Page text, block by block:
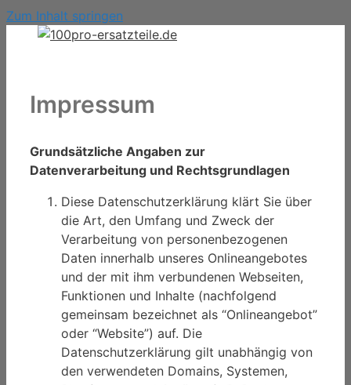
Zum Inhalt springen
Impressum
Grundsätzliche Angaben zur
Datenverarbeitung und Rechtsgrundlagen
Diese Datenschutzerklärung klärt Sie über
die Art, den Umfang und Zweck der
Verarbeitung von personenbezogenen
Daten innerhalb unseres Onlineangebotes
und der mit ihm verbundenen Webseiten,
Funktionen und Inhalte (nachfolgend
gemeinsam bezeichnet als “Onlineangebot”
oder “Website”) auf. Die
Datenschutzerklärung gilt unabhängig von
den verwendeten Domains, Systemen,